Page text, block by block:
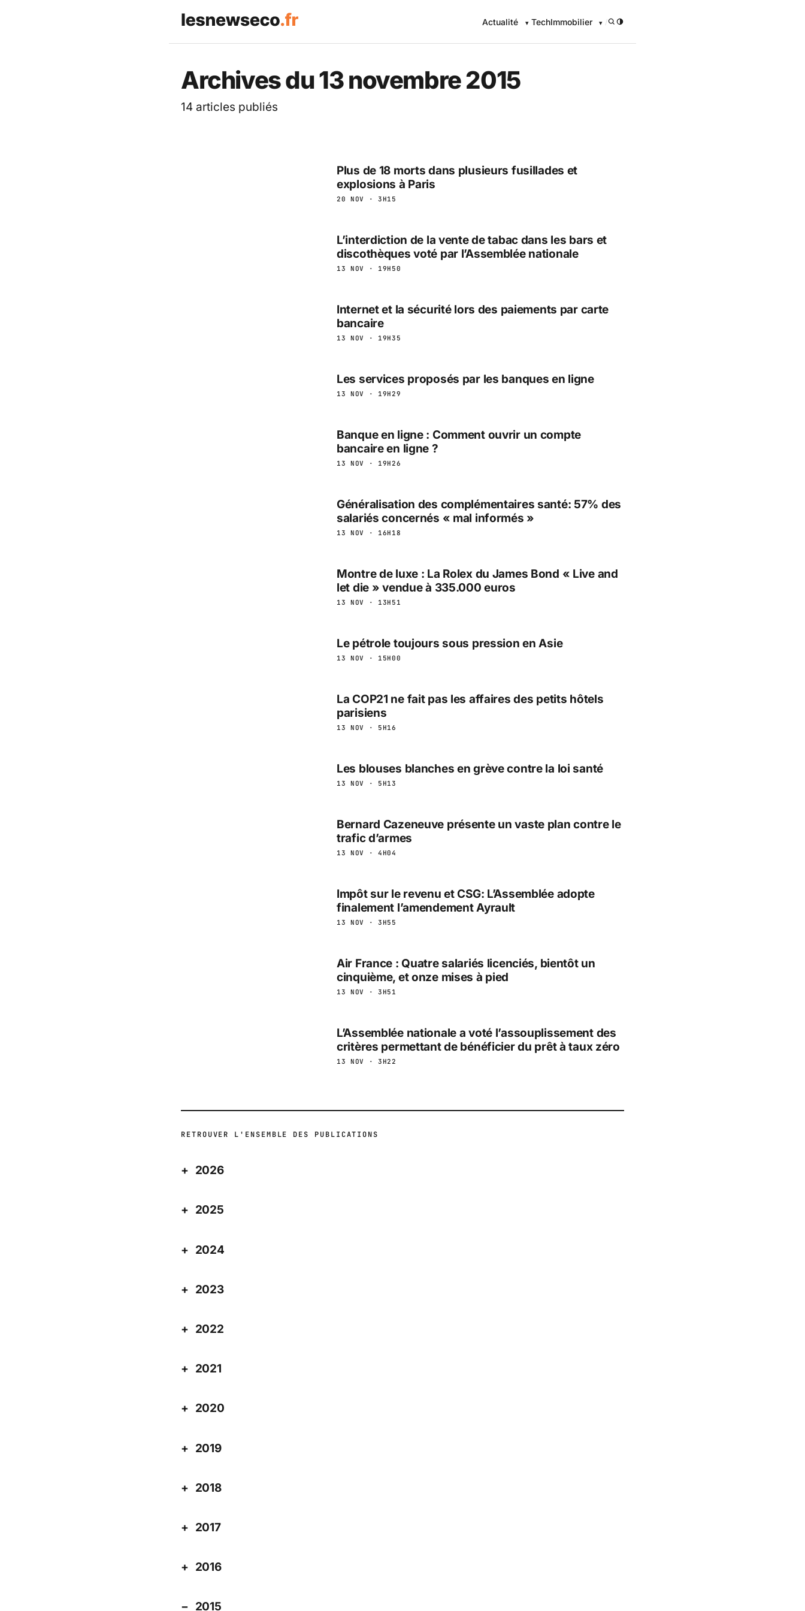
Les News Eco .fr — L'information économique
Actualité TechImmobilier /
Archives du 13 novembre 2015
14 articles publiés
Plus de 18 morts dans plusieurs fusillades et
explosions à Paris
20 NOV · 3H15
L’interdiction de la vente de tabac dans les bars et
discothèques voté par l’Assemblée nationale
13 NOV · 19H50
Internet et la sécurité lors des paiements par carte
bancaire
13 NOV · 19H35
Les services proposés par les banques en ligne
13 NOV · 19H29
Banque en ligne : Comment ouvrir un compte
bancaire en ligne ?
13 NOV · 19H26
Généralisation des complémentaires santé: 57% des
salariés concernés « mal informés »
13 NOV · 16H18
Montre de luxe : La Rolex du James Bond « Live and
let die » vendue à 335.000 euros
13 NOV · 13H51
Le pétrole toujours sous pression en Asie
13 NOV · 15H00
La COP21 ne fait pas les affaires des petits hôtels
parisiens
13 NOV · 5H16
Les blouses blanches en grève contre la loi santé
13 NOV · 5H13
Bernard Cazeneuve présente un vaste plan contre le
trafic d’armes
13 NOV · 4H04
Impôt sur le revenu et CSG: L’Assemblée adopte
finalement l’amendement Ayrault
13 NOV · 3H55
Air France : Quatre salariés licenciés, bientôt un
cinquième, et onze mises à pied
13 NOV · 3H51
L’Assemblée nationale a voté l’assouplissement des
critères permettant de bénéficier du prêt à taux zéro
13 NOV · 3H22
RETROUVER L'ENSEMBLE DES PUBLICATIONS
2026
2025
2024
2023
2022
2021
2020
2019
2018
2017
2016
2015